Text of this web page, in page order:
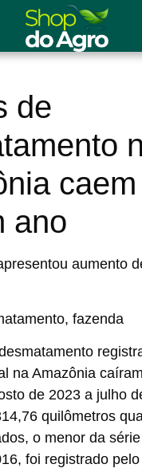
de
ano
aumento
na Amazônia
de 2023 a julho
quilômetros
o menor da
foi registrado